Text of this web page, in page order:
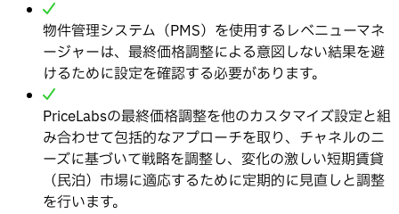
物件管理システム（PMS）を使用するレベニューマネ
ージャーは、最終価格調整による意図しない結果を避
けるために設定を確認する必要があります。
PriceLabsの最終価格調整を他のカスタマイズ設定と組
み合わせて包括的なアプローチを取り、チャネルのニ
ーズに基づいて戦略を調整し、変化の激しい短期賃貸
（民泊）市場に適応するために定期的に見直しと調整
を行います。